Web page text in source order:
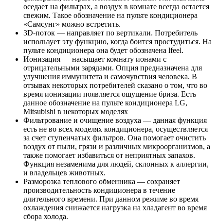
оседает на фильтрах, а воздух в комнате всегда остается
свежим. Такое обозначение на пульте кондиционера
«Самсунг» можно встретить.
3D-поток — направляет по вертикали. Потребитель
использует эту функцию, когда боится простудиться. На
пульте кондиционера она будет обозначена lfeel.
Ионизация — насыщает комнату ионами с
отрицательными зарядами. Опция предназначена для
улучшения иммунитета и самочувствия человека. В
отзывах некоторых потребителей сказано о том, что во
время ионизации появляется ощущение бриза. Есть
данное обозначение на пульте кондиционера LG,
Mitsubishi в некоторых моделях
Фильтрование и очищение воздуха — данная функция
есть не во всех моделях кондиционера, осуществляется
за счет ступенчатых фильтров. Она помогает очистить
воздух от пыли, грязи и различных микроорганизмов, а
также помогает избавиться от неприятных запахов.
Функция незаменима для людей, склонных к аллергии,
и владельцев животных.
Разморозка теплового обменника — сохраняет
производительность кондиционера в течение
длительного времени. При данном режиме во время
охлаждения снижается нагрузка на хладагент во время
сбора холода.